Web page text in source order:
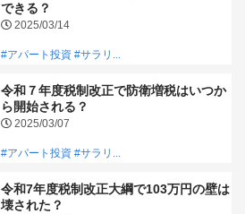
できる？
2025/03/14
#アパート投資 #サラリ...
令和７年度税制改正で防衛増税はいつか
ら開始される？
2025/03/07
#アパート投資 #サラリ...
令和7年度税制改正大綱で103万円の壁は
壊された？